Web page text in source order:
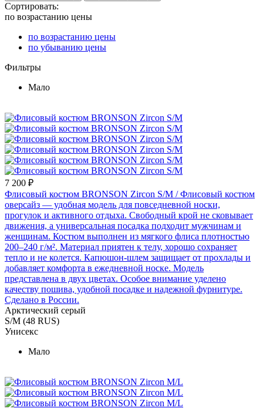
Сортировать:
по возрастанию цены
по возрастанию цены
по убыванию цены
Фильтры
Мало
7 200 ₽
Флисовый костюм BRONSON Zircon S/M / Флисовый костюм
оверсайз — удобная модель для повседневной носки,
прогулок и активного отдыха. Свободный крой не сковывает
движения, а универсальная посадка подходит мужчинам и
женщинам. Костюм выполнен из мягкого флиса плотностью
200–240 г/м². Материал приятен к телу, хорошо сохраняет
тепло и не колется. Капюшон-шлем защищает от прохлады и
добавляет комфорта в ежедневной носке. Модель
представлена в двух цветах. Особое внимание уделено
качеству пошива, удобной посадке и надежной фурнитуре.
Сделано в России.
Арктический серый
S/M (48 RUS)
Унисекс
Мало